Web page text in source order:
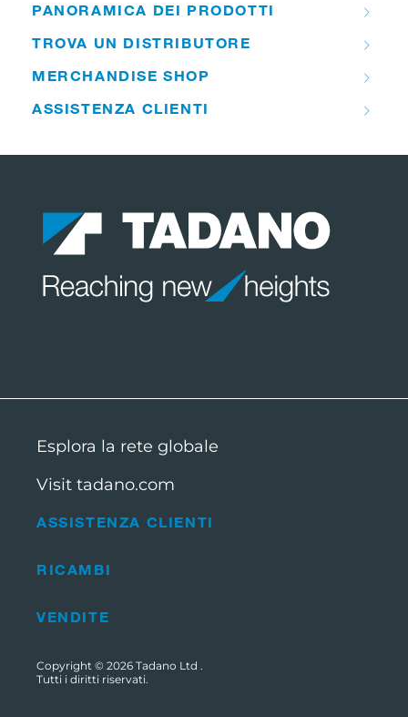
PANORAMICA DEI PRODOTTI
TROVA UN DISTRIBUTORE
MERCHANDISE SHOP
ASSISTENZA CLIENTI
ASSISTENZA CLIENTI
RICAMBI
VENDITE
Esplora la rete globale
Visit tadano.com
Copyright © 2026 Tadano Ltd .
Tutti i diritti riservati.